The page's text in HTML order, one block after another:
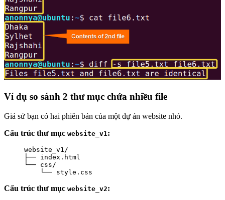
Ví dụ so sánh 2 thư mục chứa nhiều file
Giả sử bạn có hai phiên bản của một dự án website nhỏ.
Cấu trúc thư mục website_v1 :
website_v1/
├── index.html
└── css/
    └── style.css
Cấu trúc thư mục website_v2: